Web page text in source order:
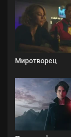
Миротворец